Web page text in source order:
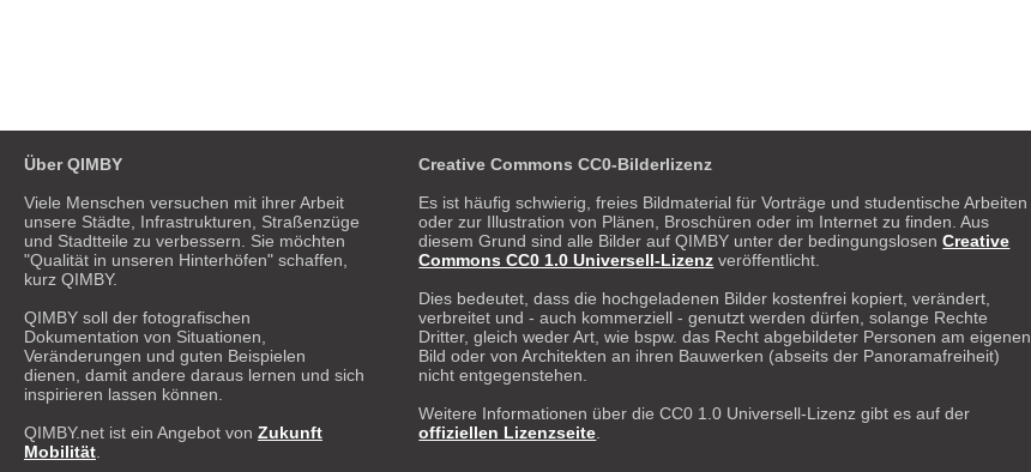
Über QIMBY
Viele Menschen versuchen mit ihrer Arbeit
unsere Städte, Infrastrukturen, Straßenzüge
und Stadtteile zu verbessern. Sie möchten
"Qualität in unseren Hinterhöfen" schaffen,
kurz QIMBY.
QIMBY soll der fotografischen
Dokumentation von Situationen,
Veränderungen und guten Beispielen
dienen, damit andere daraus lernen und sich
inspirieren lassen können.
QIMBY.net ist ein Angebot von Zukunft
Mobilität
Creative Commons CC0-Bilderlizenz
Es ist häufig schwierig, freies Bildmaterial für Vorträge und studentische Arbeiten
oder zur Illustration von Plänen, Broschüren oder im Internet zu finden. Aus
diesem Grund sind alle Bilder auf QIMBY unter der bedingungslosenCreative
Commons CC0 1.0 Universell-Lizenz veröffentlicht.
Dies bedeutet, dass die hochgeladenen Bilder kostenfrei kopiert, verändert,
verbreitet und - auch kommerziell - genutzt werden dürfen, solange Rechte
Dritter, gleich weder Art, wie bspw. das Recht abgebildeter Personen am eigenen
Bild oder von Architekten an ihren Bauwerken (abseits der Panoramafreiheit)
nicht entgegenstehen.
Weitere Informationen über die CC0 1.0 Universell-Lizenz gibt es auf der
offiziellen Lizenzseite